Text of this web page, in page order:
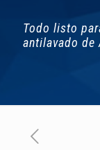
Todo listo
antilavado de